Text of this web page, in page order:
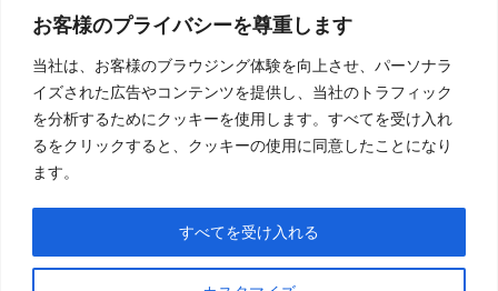
お客様のプライバシーを尊重します
当社は、お客様のブラウジング体験を向上させ、パーソナラ
イズされた広告やコンテンツを提供し、当社のトラフィック
を分析するためにクッキーを使用します。すべてを受け入れ
るをクリックすると、クッキーの使用に同意したことになり
ます。
すべてを受け入れる
2022年1月
2021年9月
2021年7月
2021年6月